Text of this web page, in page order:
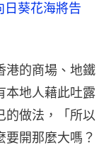
日葵花海將告
港的商場、地鐵
本地人藉此吐露
的做法，「所以
開那麼大嗎？